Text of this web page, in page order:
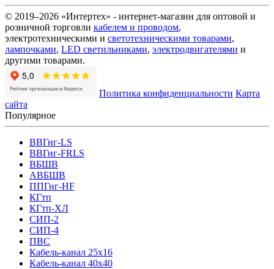
© 2019–2026 «Интертех» - интернет-магазин для оптовой и
розничной торговли кабелем и проводом,
электротехническими и светотехническими товарами,
лампочками, LED светильниками, электродвигателями и
другими товарами.
Политика конфиденциальности Карта
сайта
Популярное
ВВГнг-LS
ВВГнг-FRLS
ВБШВ
АВБШВ
ППГнг-HF
КГтп
КГтп-ХЛ
СИП-2
СИП-4
ПВС
Кабель-канал 25х16
Кабель-канал 40х40